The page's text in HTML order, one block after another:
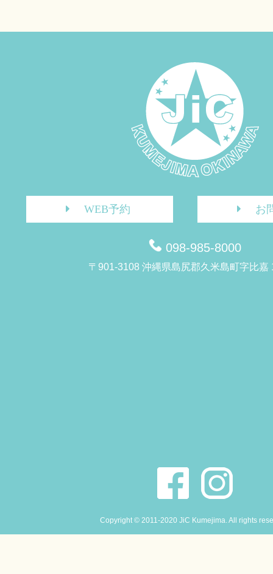
WEB予約 お
098-985-8000
〒901-3108 沖縄県島尻郡久米島町字比嘉
Copyright © 2011-2020 JiC Kumejima. All rights